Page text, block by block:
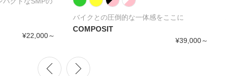
¥22,000～
バイクとの圧倒的な一体感をここに
COMPOSIT
¥39,000～